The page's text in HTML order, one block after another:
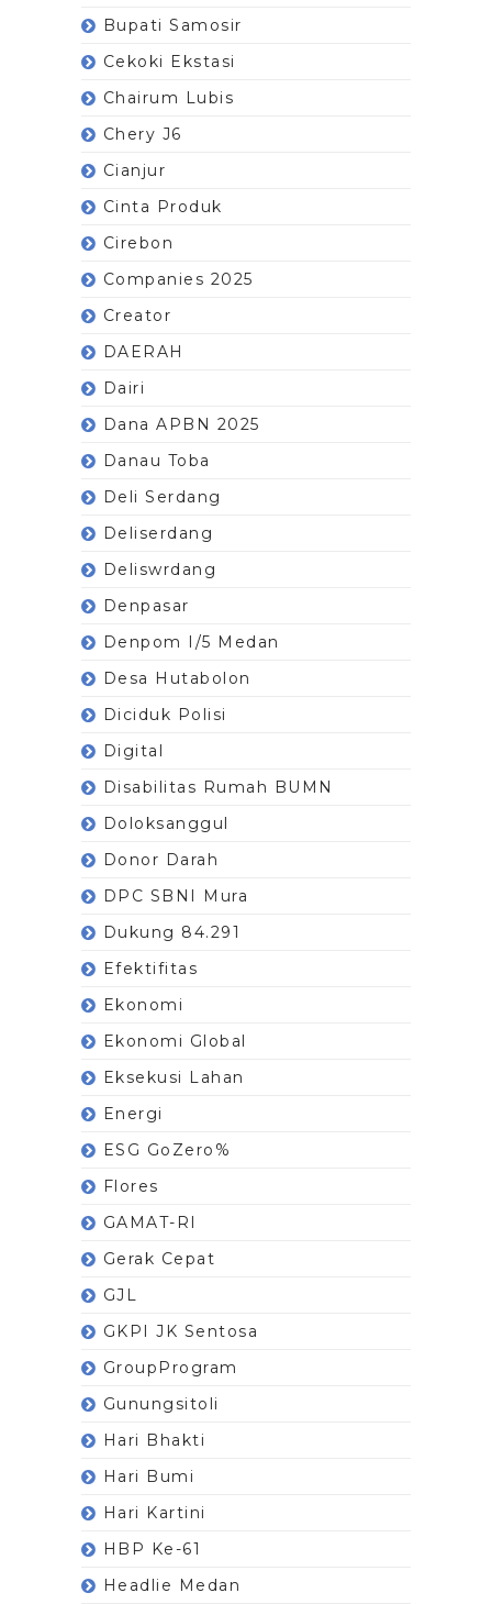
Bupati Samosir
Cekoki Ekstasi
Chairum Lubis
Chery J6
Cianjur
Cinta Produk
Cirebon
Companies 2025
Creator
DAERAH
Dairi
Dana APBN 2025
Danau Toba
Deli Serdang
Deliserdang
Deliswrdang
Denpasar
Denpom I/5 Medan
Desa Hutabolon
Diciduk Polisi
Digital
Disabilitas Rumah BUMN
Doloksanggul
Donor Darah
DPC SBNI Mura
Dukung 84.291
Efektifitas
Ekonomi
Ekonomi Global
Eksekusi Lahan
Energi
ESG GoZero%
Flores
GAMAT-RI
Gerak Cepat
GJL
GKPI JK Sentosa
GroupProgram
Gunungsitoli
Hari Bhakti
Hari Bumi
Hari Kartini
HBP Ke-61
Headlie Medan